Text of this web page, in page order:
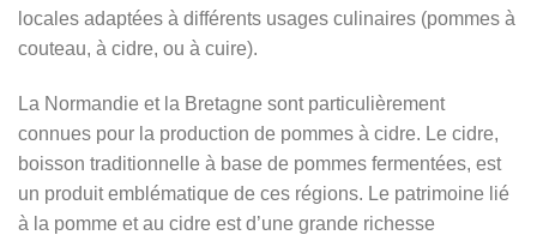
locales adaptées à différents usages culinaires (pommes à
couteau, à cidre, ou à cuire).
La Normandie et la Bretagne sont particulièrement
connues pour la production de pommes à cidre. Le cidre,
boisson traditionnelle à base de pommes fermentées, est
un produit emblématique de ces régions. Le patrimoine lié
à la pomme et au cidre est d’une grande richesse